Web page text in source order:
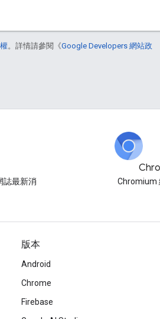
。詳情請參閱《Google Developers 網站政
誌最新消
Chromium
版本
Android
Chrome
Firebase